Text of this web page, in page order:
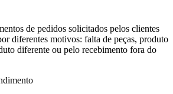
de pedidos solicitados pelos clientes
diferentes motivos: falta de peças, produto
diferente ou pelo recebimento fora do